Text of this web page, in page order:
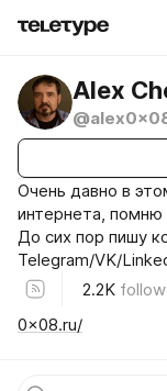
Alex
Очень давно в
интернета, помню
До сих пор пишу
Telegram/VK/
2.2K
0x08.ru/